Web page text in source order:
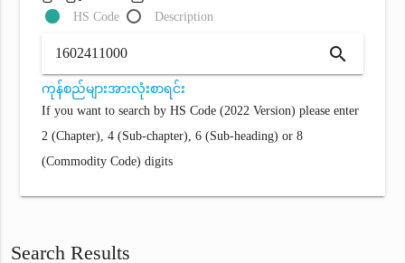
HS Code
Description
search
ကုန်စည်များအားလုံးစာရင်း
If you want to search by HS Code (2022 Version) please enter
2 (Chapter), 4 (Sub-chapter), 6 (Sub-heading) or 8
(Commodity Code) digits
Search Results